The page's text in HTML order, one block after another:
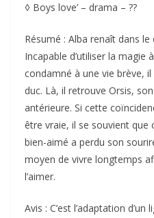
◊ Boys love’ – drama – ??
Résumé : Alba renaît dans
Incapable d’utiliser la magie
condamné à une vie brève,
duc. Là, il retrouve Orsis,
antérieure. Si cette
être vraie, il se souvient que
bien-aimé a perdu son
moyen de vivre longtemps
l’aimer.
Avis : C’est l’adaptation